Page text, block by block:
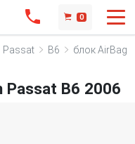
0
Passat B6
блок AirBag
Passat B6 2006